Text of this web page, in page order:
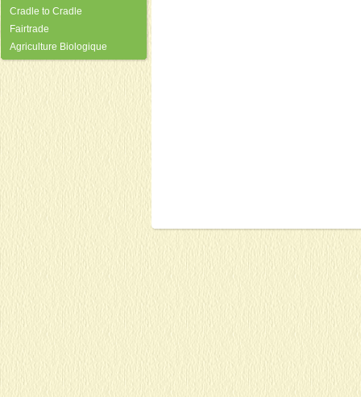
Cradle to Cradle
Fairtrade
Agriculture Biologique